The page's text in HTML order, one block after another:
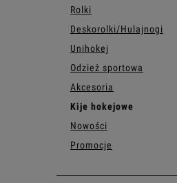
Rolki
Deskorolki/Hulajnogi
Unihokej
Odzież sportowa
Akcesoria
Kije hokejowe
Nowości
Promocje